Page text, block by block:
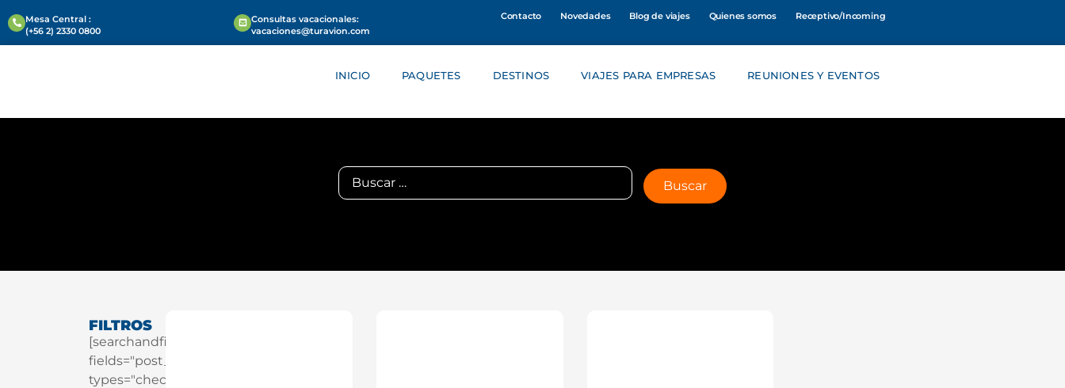
Mesa Central :
(+56 2) 2330 0800
Consultas vacacionales:
vacaciones@turavion.com
Contacto Novedades Blog de viajes Quienes somos Receptivo/Incoming
INICIO PAQUETES DESTINOS VIAJES PARA EMPRESAS REUNIONES Y EVENTOS
FILTROS
[searchandfilter
fields="post_tag"
types="checkbox"